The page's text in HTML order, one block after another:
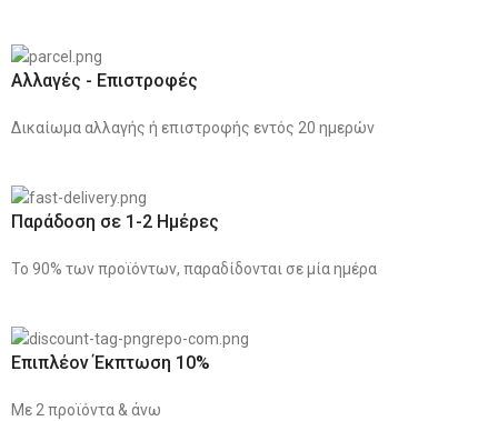
Αλλαγές - Επιστροφές
Δικαίωμα αλλαγής ή επιστροφής εντός 20 ημερών
Παράδοση σε 1-2 Ημέρες
Το 90% των προϊόντων, παραδίδονται σε μία ημέρα
Επιπλέον Έκπτωση 10%
Με 2 προϊόντα & άνω